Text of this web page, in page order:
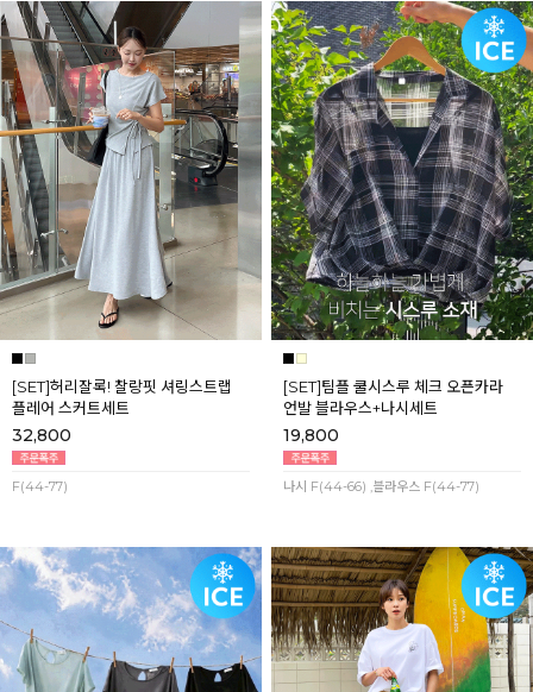
[SET]허리잘록! 찰랑핏 셔링스트랩
플레어 스커트세트
32,800
F(44-77)
[SET]팀플 쿨시스루 체크 오픈카라
언발 블라우스+나시세트
19,800
나시 F(44-66) ,블라우스 F(44-77)